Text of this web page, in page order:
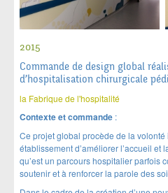
2015
Commande de design global
d’hospitalisation chirurgicale
la Fabrique de l'hospitalité
Contexte et commande :
Ce projet global procède de la
établissement d’améliorer l’accueil et
qu’est un parcours hospitalier parfois
soutenir et à renforcer la parole des